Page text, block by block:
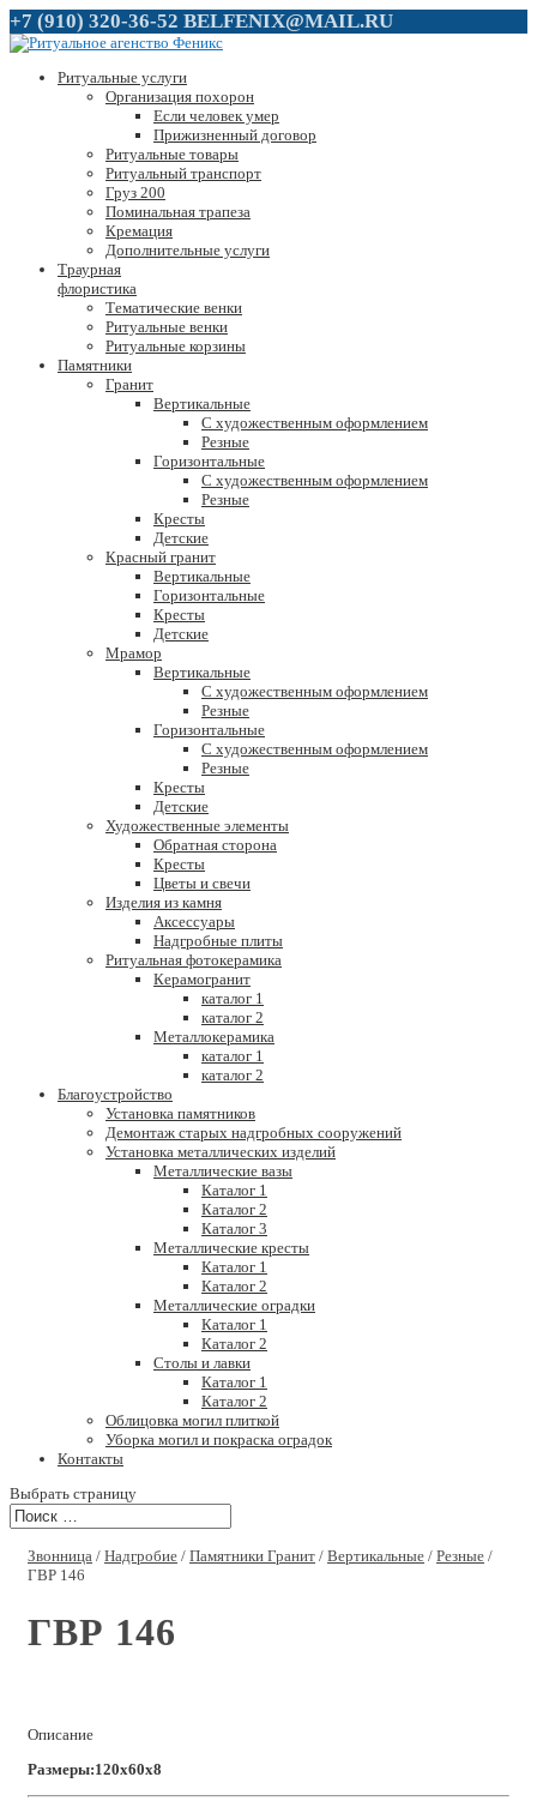
+7 (910) 320-36-52 BELFENIX@MAIL.RU
Ритуальные услуги
Организация похорон
Если человек умер
Прижизненный договор
Ритуальные товары
Ритуальный транспорт
Груз 200
Поминальная трапеза
Кремация
Дополнительные услуги
Траурная
флористика
Тематические венки
Ритуальные венки
Ритуальные корзины
Памятники
Гранит
Вертикальные
С художественным оформлением
Резные
Горизонтальные
С художественным оформлением
Резные
Кресты
Детские
Красный гранит
Вертикальные
Горизонтальные
Кресты
Детские
Мрамор
Вертикальные
С художественным оформлением
Резные
Горизонтальные
С художественным оформлением
Резные
Кресты
Детские
Художественные элементы
Обратная сторона
Кресты
Цветы и свечи
Изделия из камня
Аксессуары
Надгробные плиты
Ритуальная фотокерамика
Керамогранит
каталог 1
каталог 2
Металлокерамика
каталог 1
каталог 2
Благоустройство
Установка памятников
Демонтаж старых надгробных сооружений
Установка металлических изделий
Металлические вазы
Каталог 1
Каталог 2
Каталог 3
Металлические кресты
Каталог 1
Каталог 2
Металлические оградки
Каталог 1
Каталог 2
Столы и лавки
Каталог 1
Каталог 2
Облицовка могил плиткой
Уборка могил и покраска оградок
Контакты
Выбрать страницу
Звонница / Надгробие / Памятники Гранит / Вертикальные / Резные /
ГВР 146
ГВР 146
Описание
Размеры:120x60x8